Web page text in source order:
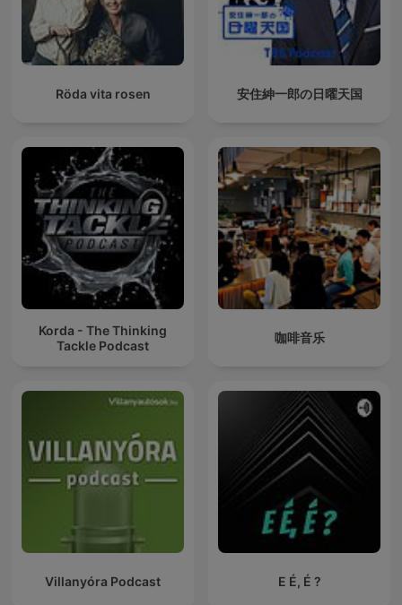
Röda vita rosen 安住紳一郎の日曜天国
Korda - The Thinking
Tackle Podcast
咖啡音乐
Villanyóra Podcast E É, É ?